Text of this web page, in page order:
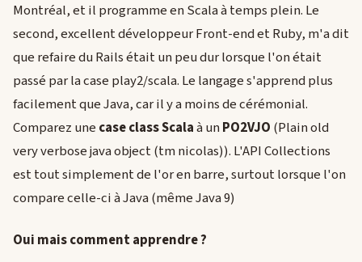
Montréal, et il programme en Scala à temps plein. Le
second, excellent développeur Front-end et Ruby, m'a dit
que refaire du Rails était un peu dur lorsque l'on était
passé par la case play2/scala. Le langage s'apprend plus
facilement que Java, car il y a moins de cérémonial.
Comparez une case class Scalaà unPO2VJO (Plain old
very verbose java object (tm nicolas)). L'API Collections
est tout simplement de l'or en barre, surtout lorsque l'on
compare celle-ci à Java (même Java 9)
Oui mais comment apprendre ?